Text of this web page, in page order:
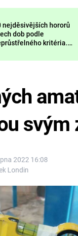
nejděsivějších hororů
dob podle
kritéria.
zvednou tep?
2022 16:08
Londin